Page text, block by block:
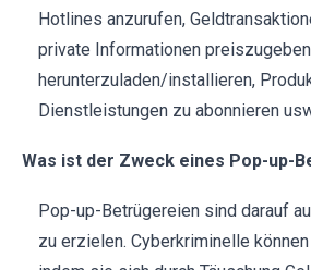
Hotlines anzurufen,
private Informationen
herunterzuladen/installieren,
Dienstleistungen zu abonnieren
Was ist der Zweck eines Pop-up-
Pop-up-Betrügereien sind darauf
zu erzielen. Cyberkriminelle